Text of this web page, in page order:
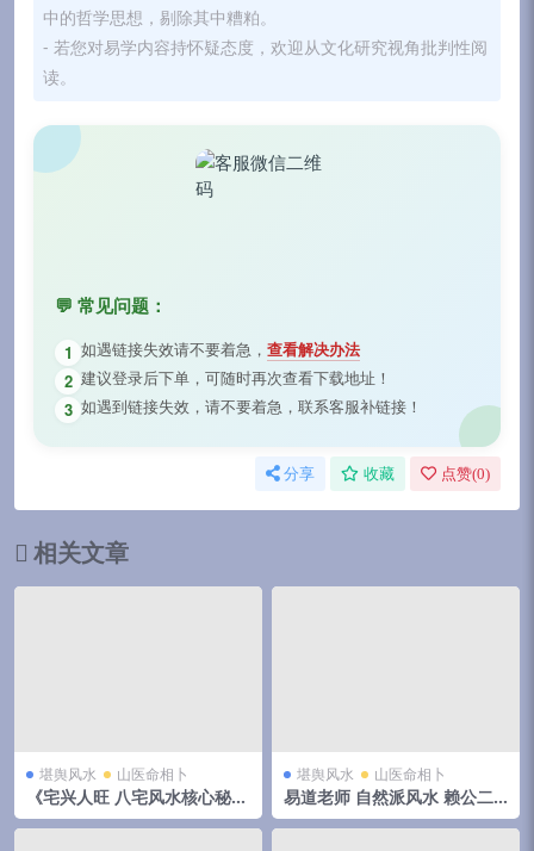
中的哲学思想，剔除其中糟粕。
- 若您对易学内容持怀疑态度，欢迎从文化研究视角批判性阅
读。
💬 常见问题：
1 如遇链接失效请不要着急， 查看解决办法
2 建议登录后下单，可随时再次查看下载地址！
3 如遇到链接失效，请不要着急，联系客服补链接！
分享 收藏 点赞(0)
相关文章
堪舆风水 山医命相卜
《宅兴人旺 八宅风水核心秘
术》137页
堪舆风水 山医命相卜
易道老师 自然派风水 赖公二
十八宿消砂法真传 视频+文档